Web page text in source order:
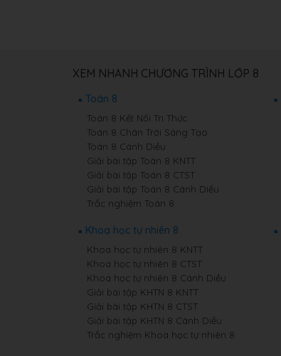
XEM NHANH CHƯƠNG TRÌNH LỚP 8
Toán 8
Toán 8 Kết Nối Tri Thức
Toán 8 Chân Trời Sáng Tạo
Toán 8 Cánh Diều
Giải bài tập Toán 8 KNTT
Giải bài tập Toán 8 CTST
Giải bài tập Toán 8 Cánh Diều
Trắc nghiệm Toán 8
Khoa học tự nhiên 8
Khoa học tự nhiên 8 KNTT
Khoa học tự nhiên 8 CTST
Khoa học tự nhiên 8 Cánh Diều
Giải bài tập KHTN 8 KNTT
Giải bài tập KHTN 8 CTST
Giải bài tập KHTN 8 Cánh Diều
Trắc nghiệm Khoa học tự nhiên 8